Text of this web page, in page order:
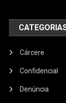
Cárcere
Confidencial
Denúncia